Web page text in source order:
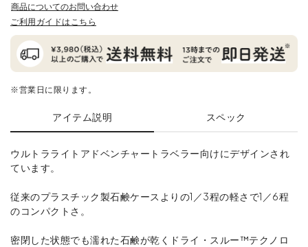
商品についてのお問い合わせ
ご利用ガイドはこちら
※営業日に限ります。
アイテム説明 スペック
ウルトラライトアドベンチャートラベラー向けにデザインされ
ています。
従来のプラスチック製石鹸ケースよりの1／3程の軽さで1／6程
のコンパクトさ。
密閉した状態でも濡れた石鹸が乾くドライ・スルー™テクノロ